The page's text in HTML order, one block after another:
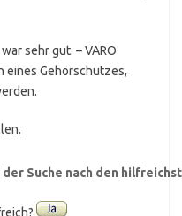
sehr gut. – VARO
eines Gehörschutzes,
Suche nach den